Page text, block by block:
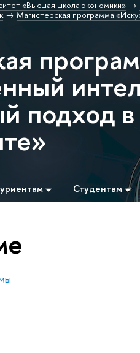
«Высшая школа экономики»
Магистерская программа
подход
Студентам